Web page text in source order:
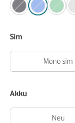
Sim
Mono sim
Akku
Neu